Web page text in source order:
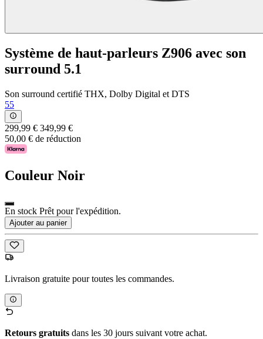
Système de haut-parleurs Z906 avec son
surround 5.1
Son surround certifié THX, Dolby Digital et DTS
55
299,99 € 349,99 €
50,00 € de réduction
Couleur Noir
En stock Prêt pour l'expédition.
Ajouter au panier
Livraison gratuite pour toutes les commandes.
Retours gratuits dans les 30 jours suivant votre achat.